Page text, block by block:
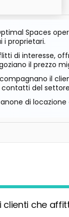
Spaces
i proprietari.
di interesse,
il prezzo
il
del
di
clienti che